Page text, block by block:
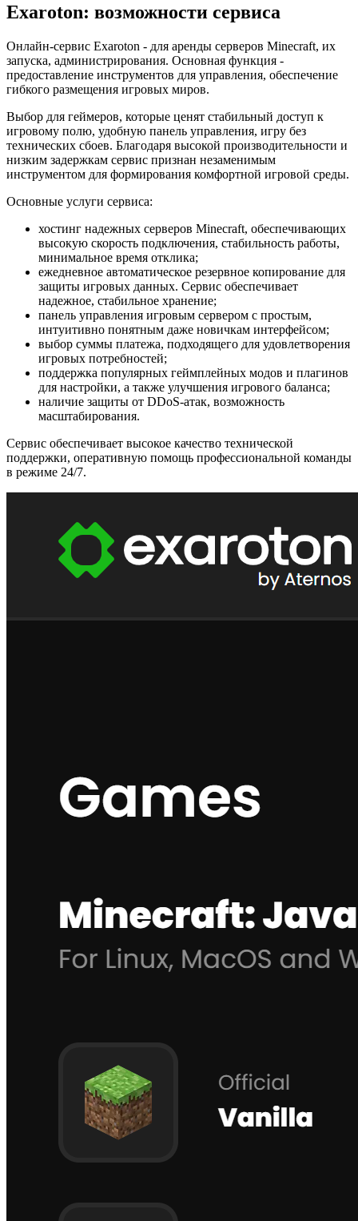
Exaroton: возможности сервиса
Онлайн-сервис Exaroton - для аренды серверов Minecraft, их
запуска, администрирования. Основная функция -
предоставление инструментов для управления, обеспечение
гибкого размещения игровых миров.
Выбор для геймеров, которые ценят стабильный доступ к
игровому полю, удобную панель управления, игру без
технических сбоев. Благодаря высокой производительности и
низким задержкам сервис признан незаменимым
инструментом для формирования комфортной игровой среды.
Основные услуги сервиса:
хостинг надежных серверов Minecraft, обеспечивающих
высокую скорость подключения, стабильность работы,
минимальное время отклика;
ежедневное автоматическое резервное копирование для
защиты игровых данных. Сервис обеспечивает
надежное, стабильное хранение;
панель управления игровым сервером с простым,
интуитивно понятным даже новичкам интерфейсом;
выбор суммы платежа, подходящего для удовлетворения
игровых потребностей;
поддержка популярных геймплейных модов и плагинов
для настройки, а также улучшения игрового баланса;
наличие защиты от DDoS-атак, возможность
масштабирования.
Сервис обеспечивает высокое качество технической
поддержки, оперативную помощь профессиональной команды
в режиме 24/7.